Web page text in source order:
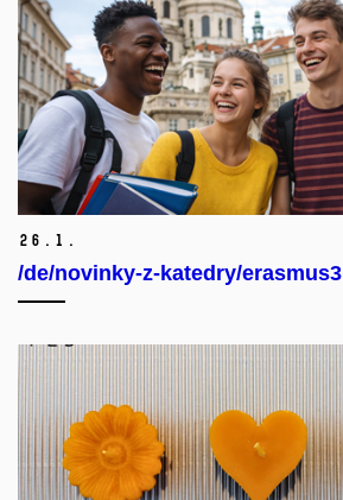
26. 1.
/de/novinky-z-katedry/erasmus3